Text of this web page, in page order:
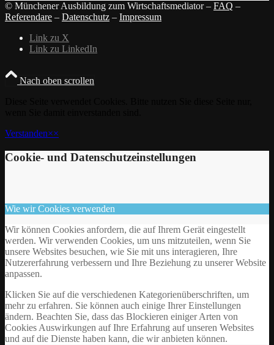
© Münchener Ausbildung zum Wirtschaftsmediator – FAQ –
Referendare – Datenschutz – Impressum
Link zu X
Link zu LinkedIn
Nach oben scrollen
Verstanden××
Cookie- und Datenschutzeinstellungen
Wie wir Cookies verwenden
Wir können Cookies anfordern, die auf Ihrem Gerät eingestellt
werden. Wir verwenden Cookies, um uns mitzuteilen, wenn Sie
unsere Websites besuchen, wie Sie mit uns interagieren, Ihre
Nutzererfahrung verbessern und Ihre Beziehung zu unserer Website
anpassen.
Klicken Sie auf die verschiedenen Kategorienüberschriften, um
mehr zu erfahren. Sie können auch einige Ihrer Einstellungen
ändern. Beachten Sie, dass das Blockieren einiger Arten von
Cookies Auswirkungen auf Ihre Erfahrung auf unseren Websites
und auf die Dienste haben kann, die wir anbieten können.